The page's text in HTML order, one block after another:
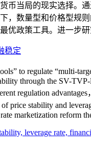
币当局的现实选择。
，数量型和价格型规
优政策工具。进一步
稳定
to regulate “multi-
through the SV-
regulation
price stability and
marketization reform
leverage rate,